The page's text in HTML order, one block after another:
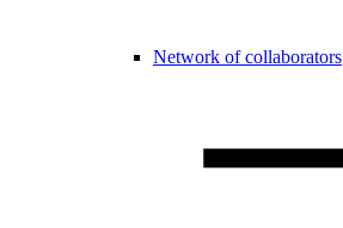
Network of collaborators